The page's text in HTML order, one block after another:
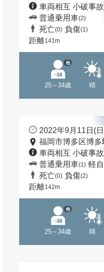
車両相互 小破事故
普通乗用車(2)
死亡(0) 負傷(1)
距離141m
25～34歳
他
晴
2022年9月11日(
福岡市博多区博
車両相互 小破事故
普通乗用車(1) 軽
死亡(0) 負傷(2)
距離142m
25～34歳
他
晴